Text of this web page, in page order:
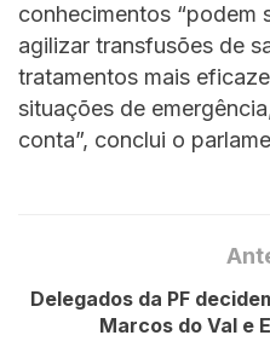
conhecimentos “podem
agilizar transfusões de
tratamentos mais
situações de
conta”, conclui o
Delegados da PF
Marcos do Val e